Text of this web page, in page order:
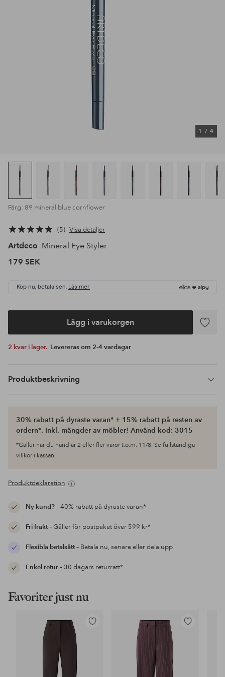
1 / 4
Färg: 89 mineral blue cornflower
5 Visa detaljer
Artdeco Mineral Eye Styler
179 SEK
Köp nu, betala sen. Läs mer
Lägg i varukorgen
Lägg
2 kvar i lager. Levereras om 2-4 vardagar
Produktbeskrivning
30% rabatt på dyraste varan* + 15% rabatt på resten av
ordern*. Inkl. mängder av möbler! Använd kod: 3015
*Gäller när du handlar 2 eller fler varor t.o.m. 11/8. Se fullständiga
villkor i kassan.
Produktdeklaration
Ny kund?– 40% rabatt på dyraste varan*
Fri frakt– Gäller för postpaket över 599 kr*
Flexibla betalsätt– Betala nu, senare eller dela upp
Enkel retur– 30 dagars returrätt*
Favoriter just nu
Lägg
Lägg